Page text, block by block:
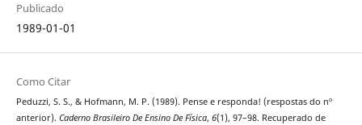
Publicado
1989-01-01
Como Citar
Peduzzi, S. S., & Hofmann, M. P. (1989). Pense e responda! (respostas do nº
anterior). Caderno Brasileiro De Ensino De Física, 6(1), 97–98. Recuperado de